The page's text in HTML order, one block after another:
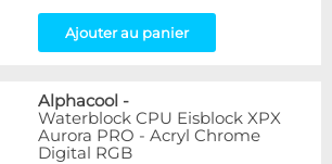
Ajouter au panier
Alphacool -
Waterblock CPU Eisblock XPX
Aurora PRO - Acryl Chrome
Digital RGB